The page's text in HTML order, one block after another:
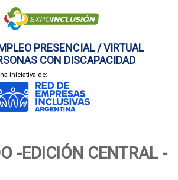
PRESENCIAL / VIRTUAL
CON DISCAPACIDAD
iniciativa de:
-EDICIÓN CENTRAL -